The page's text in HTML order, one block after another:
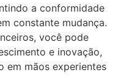
a conformidade
constante mudança.
você pode
e inovação,
em mãos experientes